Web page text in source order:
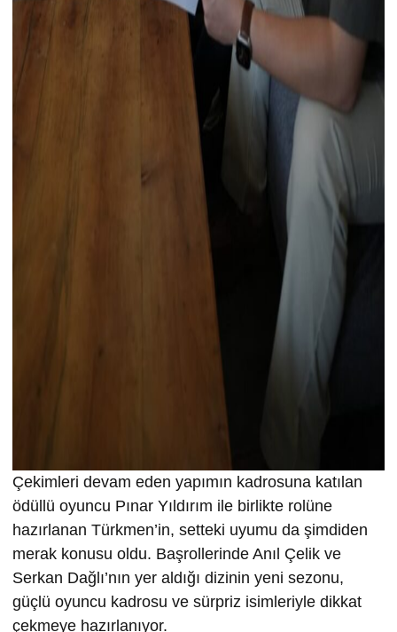
Çekimleri devam eden yapımın kadrosuna katılan
ödüllü oyuncu Pınar Yıldırım ile birlikte rolüne
hazırlanan Türkmen’in, setteki uyumu da şimdiden
merak konusu oldu. Başrollerinde Anıl Çelik ve
Serkan Dağlı’nın yer aldığı dizinin yeni sezonu,
güçlü oyuncu kadrosu ve sürpriz isimleriyle dikkat
çekmeye hazırlanıyor.